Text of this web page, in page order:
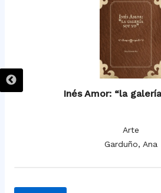
Inés Amor: “la
Arte
Garduño, Ana